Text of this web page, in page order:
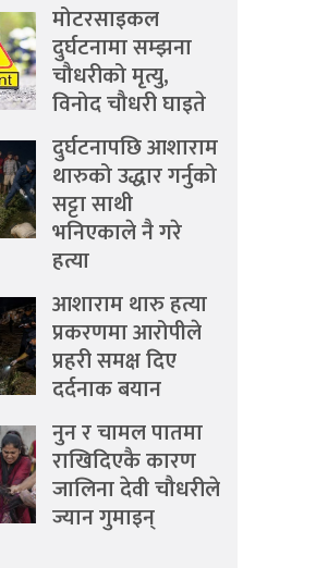
मोटरसाइकल
दुर्घटनामा सम्झना
चौधरीको मृत्यु,
विनोद चौधरी घाइते
दुर्घटनापछि आशाराम
थारुको उद्धार गर्नुको
सट्टा साथी
भनिएकाले नै गरे
हत्या
आशाराम थारु हत्या
प्रकरणमा आरोपीले
प्रहरी समक्ष दिए
दर्दनाक बयान
नुन र चामल पातमा
राखिदिएकै कारण
जालिना देवी चौधरीले
ज्यान गुमाइन्